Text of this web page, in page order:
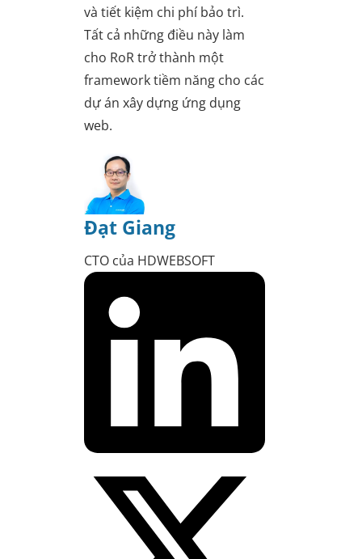
và tiết kiệm chi phí bảo trì.
Tất cả những điều này làm
cho RoR trở thành một
framework tiềm năng cho các
dự án xây dựng ứng dụng
web.
Đạt Giang
CTO của HDWEBSOFT